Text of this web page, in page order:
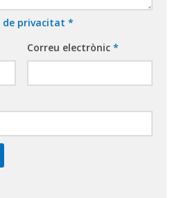
privacitat *
Correu electrònic *